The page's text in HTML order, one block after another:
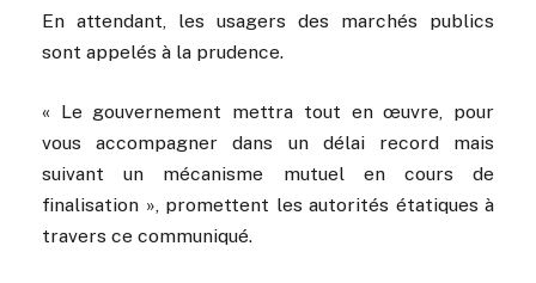
En attendant, les usagers des marchés publics
sont appelés à la prudence.
« Le gouvernement mettra tout en œuvre, pour
vous accompagner dans un délai record mais
suivant un mécanisme mutuel en cours de
finalisation », promettent les autorités étatiques à
travers ce communiqué.